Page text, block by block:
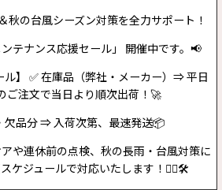
秋の台風シーズン対策を全力サポート！
テナンス応援セール」 開催中です。📢
ル】 ✅ 在庫品（弊社・メーカー）⇒ 平日
ご注文で当日より順次出荷！🚀
欠品分 ⇒ 入荷次第、最速発送📦
や連休前の点検、秋の長雨・台風対策に
ケジュールで対応いたします！👷‍♂️🛠️